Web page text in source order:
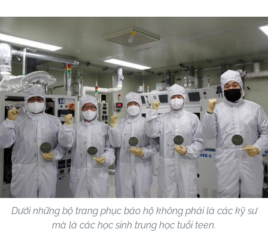
Dưới những bộ trang phục bảo hộ không phải là các kỹ sư
mà là các học sinh trung học tuổi teen.